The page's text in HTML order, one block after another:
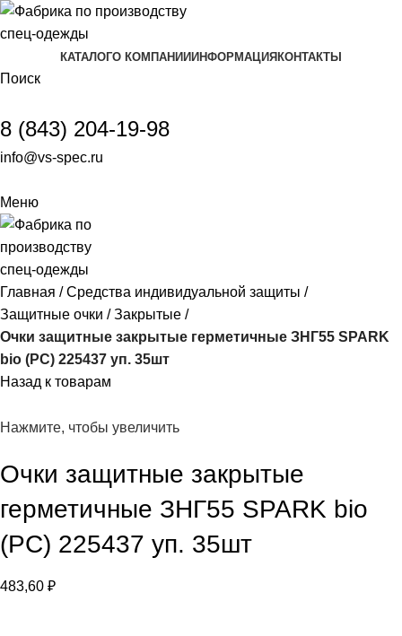
КАТАЛОГО КОМПАНИИ ИНФОРМАЦИЯ КОНТАКТЫ
Поиск
8 (843) 204-19-98
info@vs-spec.ru
Меню
Главная
Средства индивидуальной защиты
Защитные очки
Закрытые
Очки защитные закрытые герметичные ЗНГ55 SPARK
bio (РС) 225437 уп. 35шт
Назад к товарам
Нажмите, чтобы увеличить
Очки защитные закрытые
герметичные ЗНГ55 SPARK bio
(РС) 225437 уп. 35шт
483,60 ₽